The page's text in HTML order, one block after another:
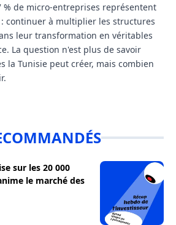
% de micro‑entreprises représentent
continuer à multiplier les structures
leur transformation en véritables
La question n'est plus de savoir
la Tunisie peut créer, mais combien
sur les 20 000
le marché des